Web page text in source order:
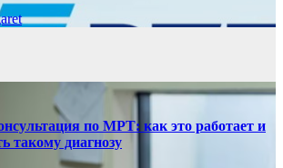
по МРТ: как это работает и
такому диагнозу